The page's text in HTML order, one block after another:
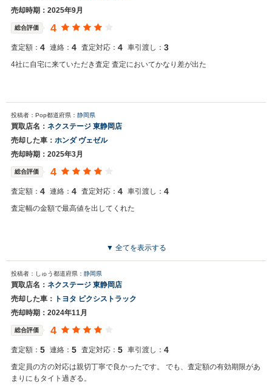
売却時期：2025年9月
総合評価 4
査定額： 4 連絡： 4 査定対応： 4 車引渡し： 3
4社に自宅に来ていただき査定 査定においてかなり差が出た
投稿者：Pop都道府県： 静岡県
買取店名： ネクステージ 東静岡店
売却した車： ホンダ ヴェゼル
売却時期：2025年3月
総合評価 4
査定額： 4 連絡： 4 査定対応： 4 車引渡し： 4
査定幅の金額で最高値を出してくれた
▼ 全てを表示する
投稿者：しゅう都道府県： 静岡県
買取店名： ネクステージ 東静岡店
売却した車：
トヨタ ピクシストラック
売却時期：2024年11月
総合評価 4
査定額： 5 連絡： 5 査定対応： 5 車引渡し： 4
査定員の方の対応は親切丁寧で良かったです。 でも、査定額の有効期限があ
まりにもタイト過ぎる。